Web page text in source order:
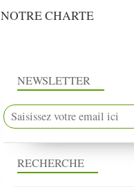
NOTRE CHARTE
NEWSLETTER
RECHERCHE